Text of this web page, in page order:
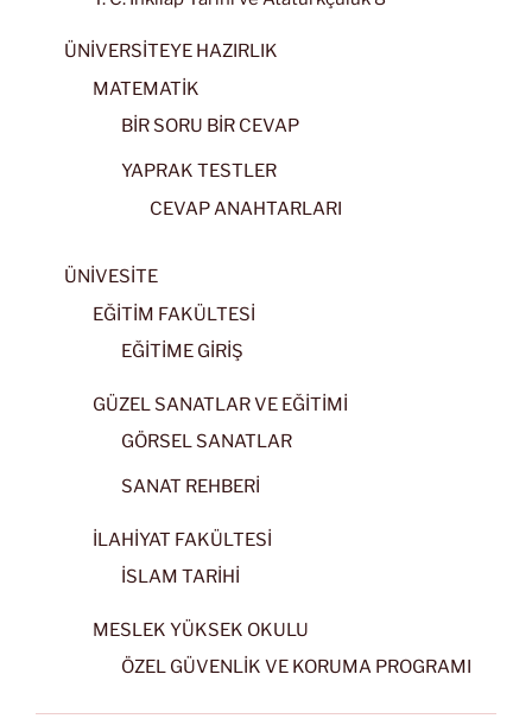
ÜNİVERSİTEYE HAZIRLIK
MATEMATİK
BİR SORU BİR CEVAP
YAPRAK TESTLER
CEVAP ANAHTARLARI
ÜNİVESİTE
EĞİTİM FAKÜLTESİ
EĞİTİME GİRİŞ
GÜZEL SANATLAR VE EĞİTİMİ
GÖRSEL SANATLAR
SANAT REHBERİ
İLAHİYAT FAKÜLTESİ
İSLAM TARİHİ
MESLEK YÜKSEK OKULU
ÖZEL GÜVENLİK VE KORUMA PROGRAMI